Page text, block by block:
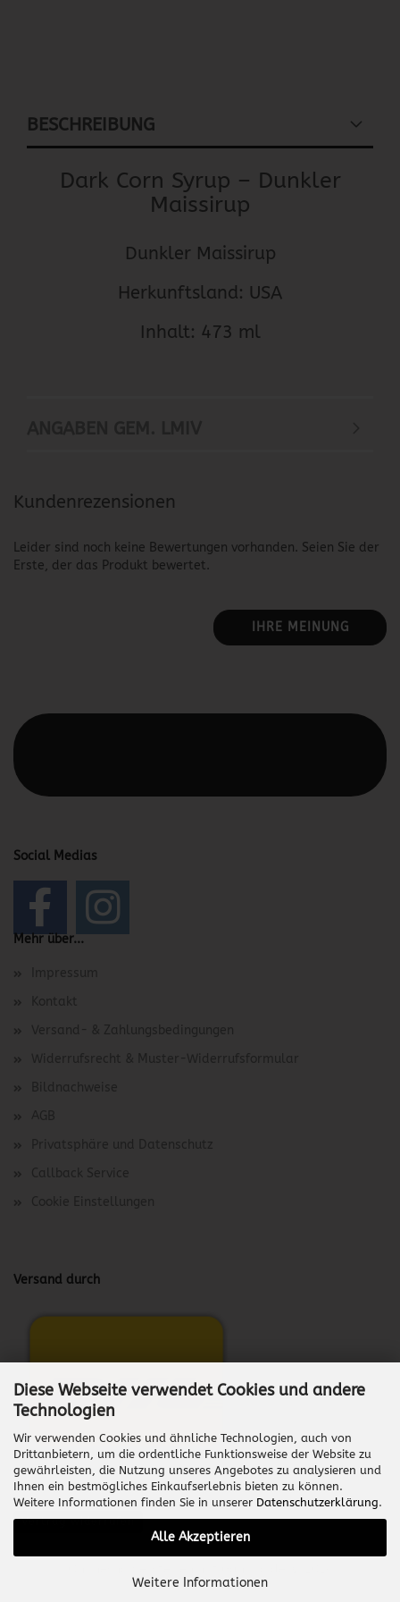
Diese Webseite verwendet Cookies und andere
Technologien
Wir verwenden Cookies und ähnliche Technologien, auch von
Drittanbietern, um die ordentliche Funktionsweise der Website zu
gewährleisten, die Nutzung unseres Angebotes zu analysieren und
Ihnen ein bestmögliches Einkaufserlebnis bieten zu können.
Weitere Informationen finden Sie in unserer Datenschutzerklärung.
Alle Akzeptieren
Weitere Informationen
BESCHREIBUNG
Dark Corn Syrup – Dunkler
Maissirup
Dunkler Maissirup
Herkunftsland: USA
Inhalt: 473 ml
Kundenrezensionen
Leider sind noch keine Bewertungen vorhanden. Seien Sie der
Erste, der das Produkt bewertet.
IHRE MEINUNG
Social Medias
Mehr über...
Impressum
Kontakt
Versand- & Zahlungsbedingungen
Widerrufsrecht & Muster-Widerrufsformular
Bildnachweise
AGB
Privatsphäre und Datenschutz
Callback Service
Cookie Einstellungen
Versand durch
Vertrag widerrufen